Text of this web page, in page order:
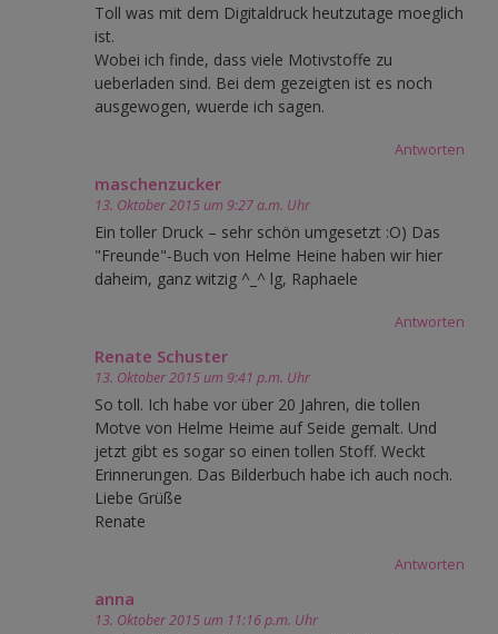
Toll was mit dem Digitaldruck heutzutage moeglich
ist.
Wobei ich finde, dass viele Motivstoffe zu
ueberladen sind. Bei dem gezeigten ist es noch
ausgewogen, wuerde ich sagen.
Antworten
maschenzucker
13. Oktober 2015 um 9:27 a.m. Uhr
Ein toller Druck – sehr schön umgesetzt :O) Das
"Freunde"-Buch von Helme Heine haben wir hier
daheim, ganz witzig ^_^ lg, Raphaele
Antworten
Renate Schuster
13. Oktober 2015 um 9:41 p.m. Uhr
So toll. Ich habe vor über 20 Jahren, die tollen
Motve von Helme Heime auf Seide gemalt. Und
jetzt gibt es sogar so einen tollen Stoff. Weckt
Erinnerungen. Das Bilderbuch habe ich auch noch.
Liebe Grüße
Renate
Antworten
anna
13. Oktober 2015 um 11:16 p.m. Uhr